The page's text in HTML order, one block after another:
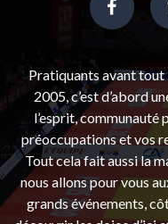
Pratiquants avant
2005, c’est d’abord
l’esprit, communauté
préoccupations et vos
Tout cela fait aussi la
nous allons pour vous
grands événements,